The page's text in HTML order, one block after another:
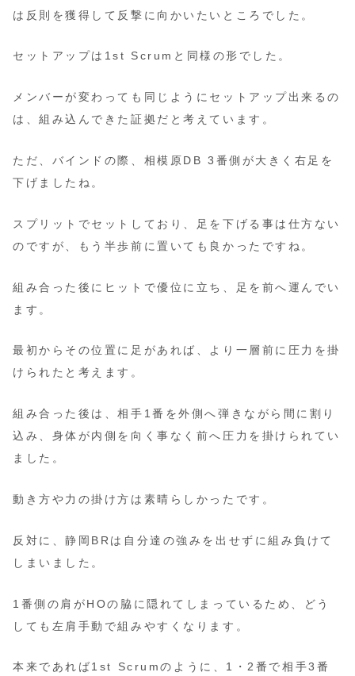
は反則を獲得して反撃に向かいたいところでした。
セットアップは1st Scrumと同様の形でした。
メンバーが変わっても同じようにセットアップ出来るの
は、組み込んできた証拠だと考えています。
ただ、バインドの際、相模原DB 3番側が大きく右足を
下げましたね。
スプリットでセットしており、足を下げる事は仕方ない
のですが、もう半歩前に置いても良かったですね。
組み合った後にヒットで優位に立ち、足を前へ運んでい
ます。
最初からその位置に足があれば、より一層前に圧力を掛
けられたと考えます。
組み合った後は、相手1番を外側へ弾きながら間に割り
込み、身体が内側を向く事なく前へ圧力を掛けられてい
ました。
動き方や力の掛け方は素晴らしかったです。
反対に、静岡BRは自分達の強みを出せずに組み負けて
しまいました。
1番側の肩がHOの脇に隠れてしまっているため、どう
しても左肩手動で組みやすくなります。
本来であれば1st Scrumのように、1・2番で相手3番